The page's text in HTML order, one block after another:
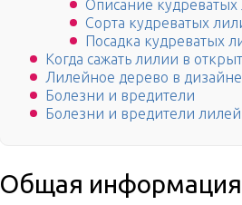
Описание кудреватых
Сорта кудреватых
Посадка кудреватых
Когда сажать лилии в
Лилейное дерево в
Болезни и вредители
Болезни и вредители
Общая